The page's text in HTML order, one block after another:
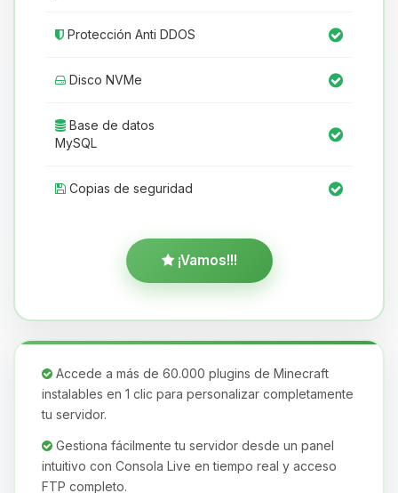
Protección Anti DDOS
Disco NVMe
Base de datos
MySQL
Copias de seguridad
¡Vamos!!!
Accede a más de 60.000 plugins de Minecraft
instalables en 1 clic para personalizar completamente
tu servidor.
Gestiona fácilmente tu servidor desde un panel
intuitivo con Consola Live en tiempo real y acceso
FTP completo.